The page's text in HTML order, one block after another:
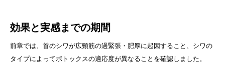
効果と実感までの期間
前章では、首のシワが広頸筋の過緊張・肥厚に起因すること、シワの
タイプによってボトックスの適応度が異なることを確認しました。